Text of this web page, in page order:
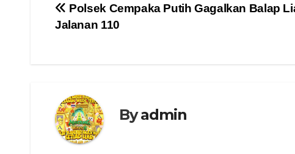
Navigasi
Polsek Cempaka Putih Gagalkan Balap
Jalanan 110
Byadmin